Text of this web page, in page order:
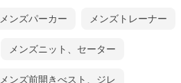
メンズパーカー メンズトレーナー
メンズニット、セーター
メンズ前開きべスト、ジレ